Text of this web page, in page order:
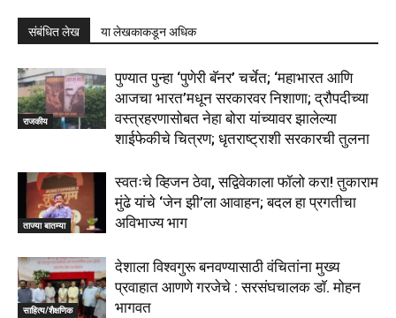
संबंधित लेख या लेखकाकडून अधिक
राजकीय
पुण्यात पुन्हा ‘पुणेरी बॅनर’ चर्चेत; ‘महाभारत आणि
आजचा भारत’मधून सरकारवर निशाणा; द्रौपदीच्या
वस्त्रहरणासोबत नेहा बोरा यांच्यावर झालेल्या
शाईफेकीचे चित्रण; धृतराष्ट्राशी सरकारची तुलना
ताज्या बातम्या
स्वतःचे व्हिजन ठेवा, सद्विवेकाला फॉलो करा! तुकाराम
मुंढे यांचे ‘जेन झी’ला आवाहन; बदल हा प्रगतीचा
अविभाज्य भाग
साहित्य/शैक्षणिक
देशाला विश्वगुरू बनवण्यासाठी वंचितांना मुख्य
प्रवाहात आणणे गरजेचे : सरसंघचालक डाॅ. मोहन
भागवत